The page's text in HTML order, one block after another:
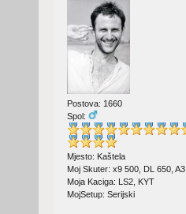
Postova: 1660
Spol:
Mjesto: Kaštela
Moj Skuter: x9 500, DL 650, A3
Moja Kaciga: LS2, KYT
MojSetup: Serijski